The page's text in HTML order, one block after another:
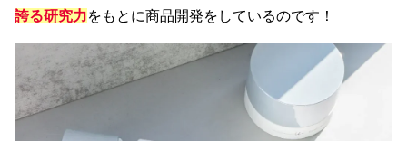
誇る研究力をもとに商品開発をしているのです！